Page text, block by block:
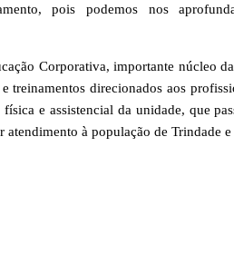
pois podemos nos
Corporativa, importante núcleo
treinamentos direcionados aos
física e assistencial da unidade, que
atendimento à população de Trindade